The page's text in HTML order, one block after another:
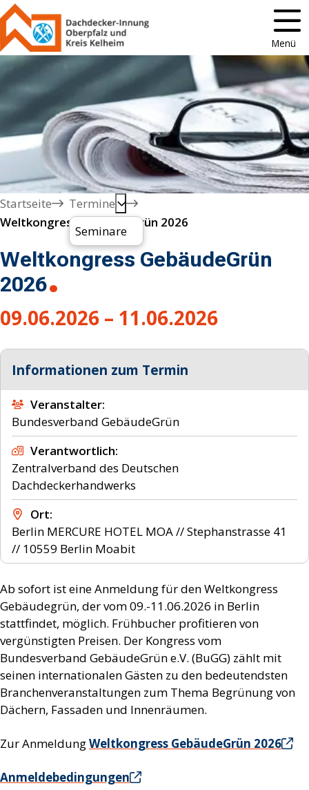
Menü
Startseite
Termine
Seminare
Weltkongress GebäudeGrün 2026
Weltkongress GebäudeGrün
2026
09.06.2026 – 11.06.2026
Informationen zum Termin
Veranstalter
Bundesverband GebäudeGrün
Verantwortlich
Zentralverband des Deutschen
Dachdeckerhandwerks
Ort
Berlin MERCURE HOTEL MOA // Stephanstrasse 41
// 10559 Berlin Moabit
Ab sofort ist eine Anmeldung für den Weltkongress
Gebäudegrün, der vom 09.-11.06.2026 in Berlin
stattfindet, möglich. Frühbucher profitieren von
vergünstigten Preisen. Der Kongress vom
Bundesverband GebäudeGrün e.V. (BuGG) zählt mit
seinen internationalen Gästen zu den bedeutendsten
Branchenveranstaltungen zum Thema Begrünung von
Dächern, Fassaden und Innenräumen.
Zur AnmeldungWeltkongress GebäudeGrün 2026
Anmeldebedingungen